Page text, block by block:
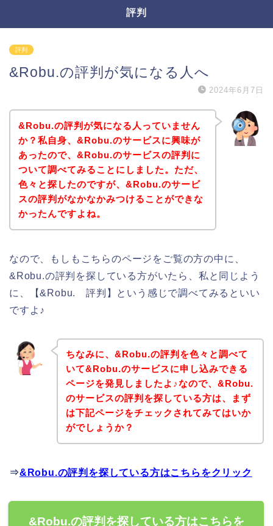
評判
評判
&Robu.の評判が気になる人へ
2024年6月7日
&Robu.の評判が気になる人っていません
か？私自身、&Robu.のサービスに興味が
あったので、&Robu.のサービスの評判に
ついて調べてみることにしました。ただ、
色々と探したのですが、&Robu.のサービ
スの評判がなかなかみつけることができな
かったんですよね。
なので、もしもこちらのページをご覧の方の中に、
&Robu.の評判を探している方がいたら、私と同じよう
に、【&Robu. 評判】という感じで調べてみるといい
ですよ♪
ちなみに、&Robu.の評判を色々と調べて
いて&Robu.のサービスに申し込みできる
ページを発見しましたよ♪なので、&Robu.
のサービスの評判を探している方は、まず
は下記ページをチェックされてみてはいか
がでしょうか？
⇒&Robu.の評判を探している方はこちらをクリック
&Robu.の評判を探している方はこちらを